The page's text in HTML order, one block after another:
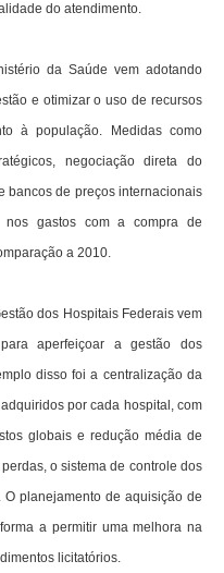
do atendimento.
da Saúde vem adotando
e otimizar o uso de recursos
à população. Medidas como
negociação direta do
bancos de preços internacionais
gastos com a compra de
a 2010.
dos Hospitais Federais vem
aperfeiçoar a gestão dos
disso foi a centralização da
por cada hospital, com
globais e redução média de
o sistema de controle dos
planejamento de aquisição de
a permitir uma melhora na
licitatórios.